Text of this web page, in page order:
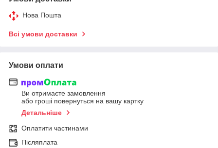
Нова Пошта
Всі умови доставки
Умови оплати
Ви отримаєте замовлення
або гроші повернуться на вашу картку
Детальніше
Оплатити частинами
Післяплата